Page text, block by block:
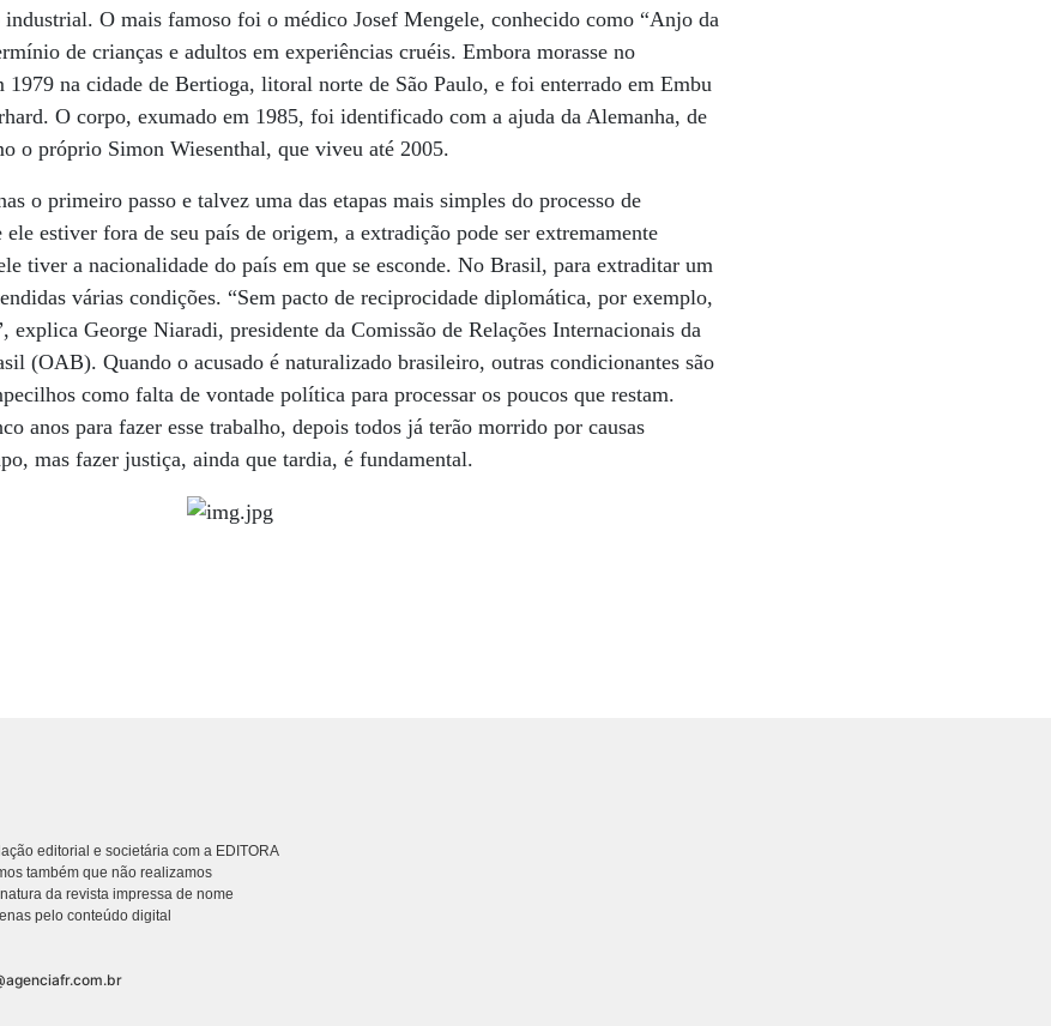
industrial. O mais famoso foi o médico Josef Mengele, conhecido como “Anjo da
de crianças e adultos em experiências cruéis. Embora morasse no
1979 na cidade de Bertioga, litoral norte de São Paulo, e foi enterrado em Embu
O corpo, exumado em 1985, foi identificado com a ajuda da Alemanha, de
o próprio Simon Wiesenthal, que viveu até 2005.
o primeiro passo e talvez uma das etapas mais simples do processo de
ele estiver fora de seu país de origem, a extradição pode ser extremamente
tiver a nacionalidade do país em que se esconde. No Brasil, para extraditar um
várias condições. “Sem pacto de reciprocidade diplomática, por exemplo,
explica George Niaradi, presidente da Comissão de Relações Internacionais da
(OAB). Quando o acusado é naturalizado brasileiro, outras condicionantes são
como falta de vontade política para processar os poucos que restam.
anos para fazer esse trabalho, depois todos já terão morrido por causas
mas fazer justiça, ainda que tardia, é fundamental.
editorial e societária com a EDITORA
também que não realizamos
da revista impressa de nome
pelo conteúdo digital